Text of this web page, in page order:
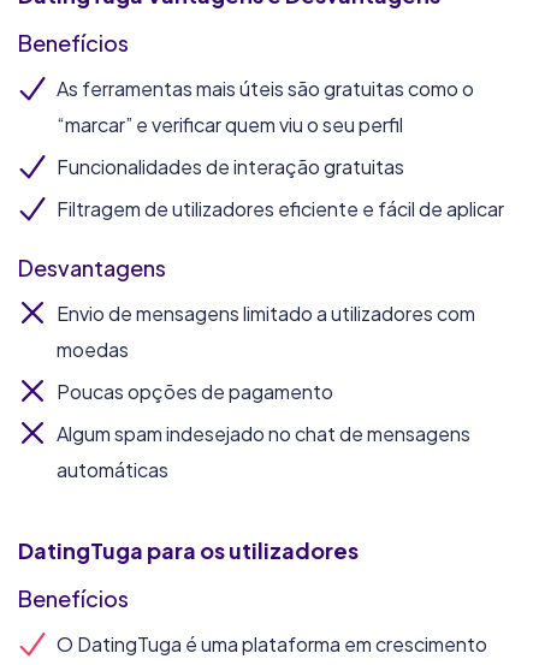
Benefícios
As ferramentas mais úteis são gratuitas como o
“marcar” e verificar quem viu o seu perfil
Funcionalidades de interação gratuitas
Filtragem de utilizadores eficiente e fácil de aplicar
Desvantagens
Envio de mensagens limitado a utilizadores com
moedas
Poucas opções de pagamento
Algum spam indesejado no chat de mensagens
automáticas
DatingTuga para os utilizadores
Benefícios
O DatingTuga é uma plataforma em crescimento